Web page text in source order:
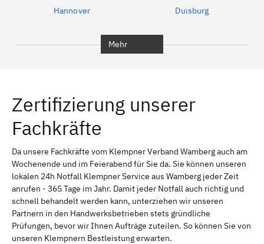
Hannover Duisburg
Erlangen Bamberg
Bayreuth
Schweinfurt Passau
Freising Rudelsdorf, Mittelfranken
Mehr
Zertifizierung unserer
Fachkräfte
Da unsere Fachkräfte vom Klempner Verband Wamberg auch am
Wochenende und im Feierabend für Sie da. Sie können unseren
lokalen 24h Notfall Klempner Service aus Wamberg jeder Zeit
anrufen - 365 Tage im Jahr. Damit jeder Notfall auch richtig und
schnell behandelt werden kann, unterziehen wir unseren
Partnern in den Handwerksbetrieben stets gründliche
Prüfungen, bevor wir Ihnen Aufträge zuteilen. So können Sie von
unseren Klempnern Bestleistung erwarten.